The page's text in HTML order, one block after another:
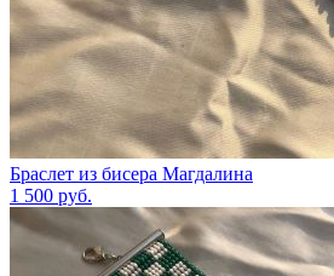
Браслет из бисера Магдалина
1 500 руб.